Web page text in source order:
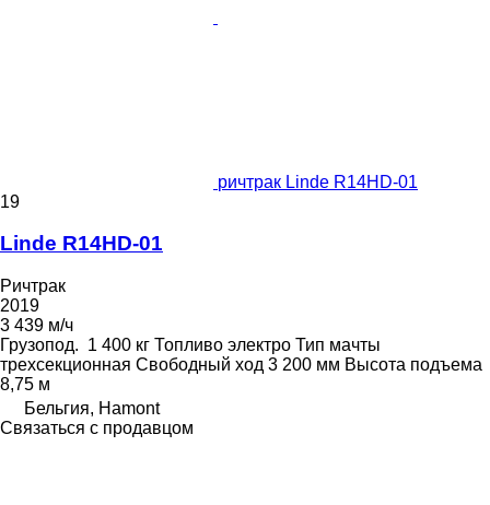
ричтрак Linde R14HD-01
19
Linde R14HD-01
Ричтрак
2019
3 439 м/ч
Грузопод. 1 400 кг Топливо электро Тип мачты
трехсекционная Свободный ход 3 200 мм Высота подъема
8,75 м
Бельгия, Hamont
Связаться с продавцом